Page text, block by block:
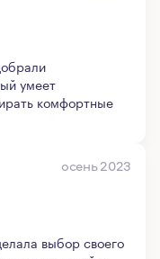
умеет
комфортные
осень 2023
выбор своего